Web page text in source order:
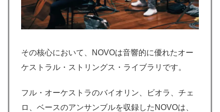
その核心において、NOVOは音響的に優れたオー
ケストラル・ストリングス・ライブラリです。
フル・オーケストラのバイオリン、ビオラ、チェ
ロ、ベースのアンサンブルを収録したNOVOは、